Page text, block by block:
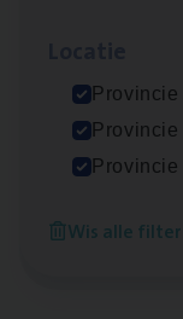
Wis alle
Insu­ran­ce
Antwerpen